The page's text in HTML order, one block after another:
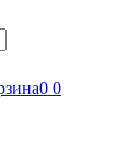
0 0